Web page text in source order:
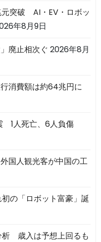
元突破 AI・EV・ロボッ
年8月9日
廃止相次ぐ 2026年8月
消費額は約64兆円に
1人死亡、6人負傷
国人観光客が中国の工
の「ロボット富豪」誕
析 歳入は予想上回るも